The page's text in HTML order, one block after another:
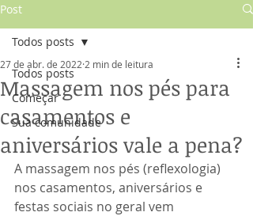
Post
Todos posts
Começar
Sua comunidade
Todos posts
Massagem nos pés para
casamentos e
aniversários vale a pena?
27 de abr. de 2022 2 min de leitura
A massagem nos pés (reflexologia)
nos casamentos, aniversários e
festas sociais no geral vem